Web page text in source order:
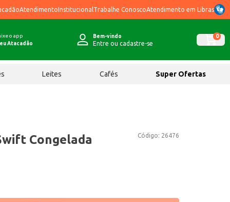
AtendimentoInstitucional Trabalhe ConoscoAtendimento em Libras
o app
Atacadão
Bem-vindo
Entre ou cadastre-se
0
Leites Cafés Super Ofertas
Código: 26476
Congelada